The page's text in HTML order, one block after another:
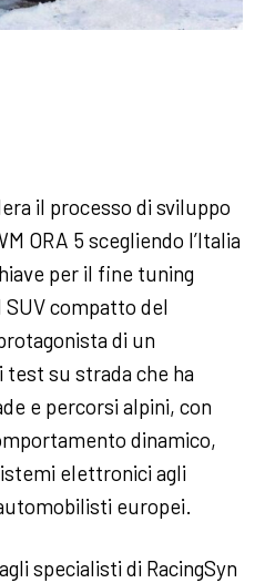
il processo di sviluppo
ORA 5 scegliendo l’Italia
per il fine tuning
compatto del
di un
su strada che ha
e percorsi alpini, con
dinamico,
elettronici agli
europei.
specialisti di RacingSyn